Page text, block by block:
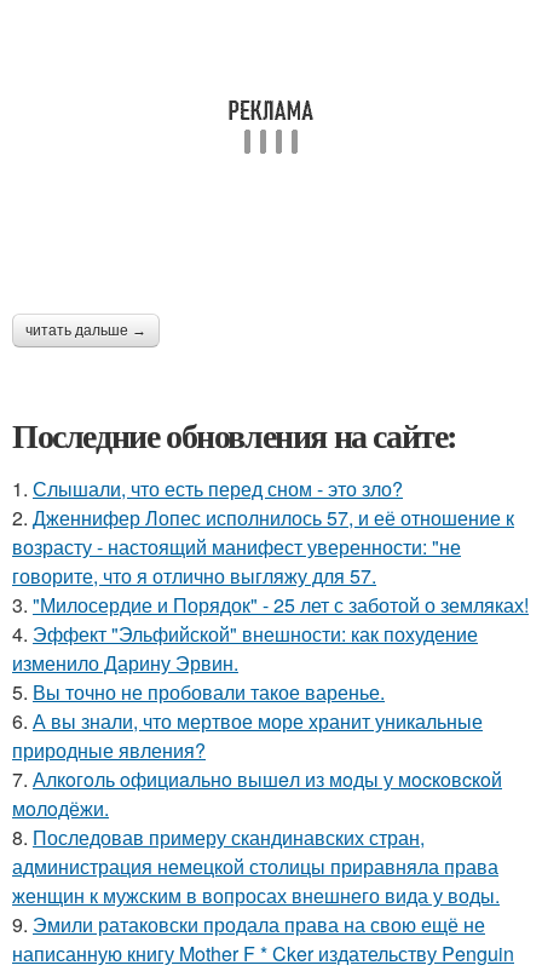
читать дальше →
Последние обновления на сайте:
1. Слышали, что есть перед сном - это зло?
2. Дженнифер Лопес исполнилось 57, и её отношение к
возрасту - настоящий манифест уверенности: "не
говорите, что я отлично выгляжу для 57.
3. "Милосердие и Порядок" - 25 лет с заботой о земляках!
4. Эффект "Эльфийской" внешности: как похудение
изменило Дарину Эрвин.
5. Вы точно не пробовали такое варенье.
6. А вы знали, что мертвое море хранит уникальные
природные явления?
7. Алкoгoль oфициaльнo вышeл из мoды у мocкoвcкoй
мoлoдёжи.
8. Последовав примеру скандинавских стран,
администрация немецкой столицы приравняла права
женщин к мужским в вопросах внешнего вида у воды.
9. Эмили ратаковски продала права на свою ещё не
написанную книгу Mother F * Cker издательству Penguin